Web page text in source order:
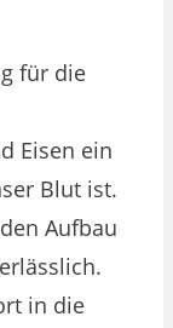
für die
Eisen ein
Blut ist.
Aufbau
in die